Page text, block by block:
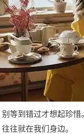
等到错过才想起珍
往就在我们身边。